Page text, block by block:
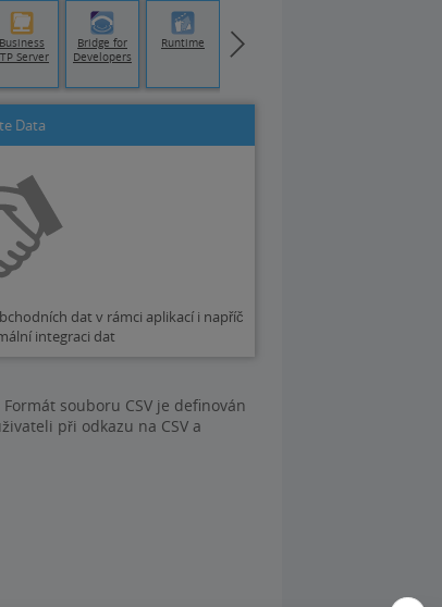
Business
Server
Bridge for
Developers
Runtime
Data
dat v rámci aplikací i napříč
integraci dat
souboru CSV je definován
při odkazu na CSV a